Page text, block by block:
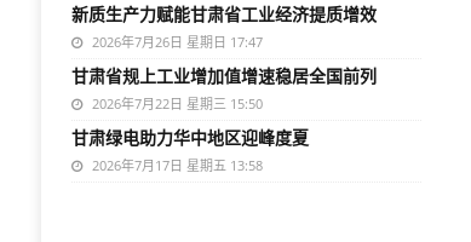
新质生产力赋能甘肃省工业经济提质增效
2026年7月26日 星期日 17:47
甘肃省规上工业增加值增速稳居全国前列
2026年7月22日 星期三 15:50
甘肃绿电助力华中地区迎峰度夏
2026年7月17日 星期五 13:58